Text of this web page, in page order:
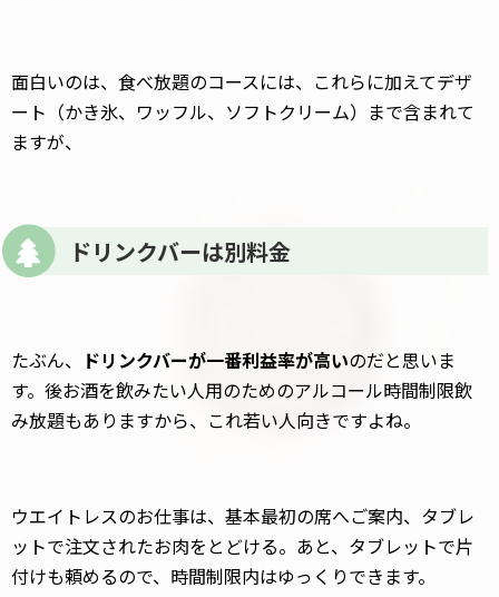
面白いのは、食べ放題のコースには、これらに加えてデザ
ート（かき氷、ワッフル、ソフトクリーム）まで含まれて
ますが、
ドリンクバーは別料金
たぶん、 ドリンクバーが一番利益率が高いのだと思いま
す。後お酒を飲みたい人用のためのアルコール時間制限飲
み放題もありますから、これ若い人向きですよね。
ウエイトレスのお仕事は、基本最初の席へご案内、タブレ
ットで注文されたお肉をとどける。あと、タブレットで片
付けも頼めるので、時間制限内はゆっくりできます。